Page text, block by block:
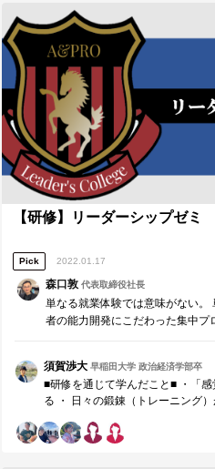
料を中心に閲覧権限の再設定、最
残りの活動で、周囲の手本として
ダーシップ。1年間の学びを違う
ド・アウトや準備の観点から他者
る。 ３．本日、誰に対し、どの
研修講師として、参加者に価値
び各項目の意義を11期が正しく
者が主体的に取り組めるような
活動で活かせる学びを3点以上各
の経験談を通じながら責任・権限
に意識したい。また、参加者が主
動で活かせるように、分かりやす
影響力の寄せ方で価値提供したい
の重要性や自己・組織の課題に向
また、分かりやすい経験談を選択
たことも評価できる。 ・参加者の
組めている方への称賛、参加者と
できた。また、一定の緊張感を
の大半がアクティブリスニングを
プリーダーの沢山の協力もあり
きを複数個提供できたと思う。 ２
れていたことが大きく影響してい
要性及び、振り返りを自己に留め
【研修】リーダーシップゼミ
Pick 2022.01.17
森口敦代表取締役社長
単なる就業体験では意味がない。
者の能力開発にこだわった集中プ
あるリーダーのための特別プログ
須賀渉大早稲田大学 政治経済学部卒
■研修を通じて学んだこと■ ・「
る ・ 日々の鍛錬（トレーニング
る（自立、自責思考） ・ エゴや